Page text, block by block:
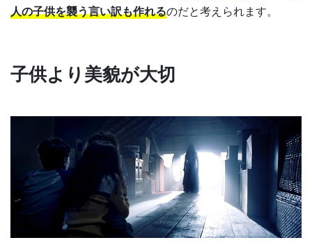
人の子供を襲う言い訳も作れるのだと考えられます。
子供より美貌が大切